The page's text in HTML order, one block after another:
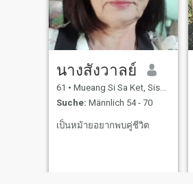
นางสังวาลย์
61 • Mueang Si Sa Ket, Sisaket, Thailand
Suche: Männlich 54 - 70
เป็นหม้ายอยากพบคู่ชีวิต